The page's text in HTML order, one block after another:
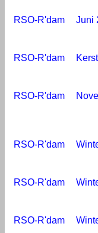
RSO-R'dam Juni
RSO-R'dam
RSO-R'dam
RSO-R'dam
RSO-R'dam
RSO-R'dam